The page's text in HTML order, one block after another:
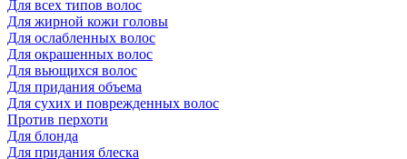
Для всех типов волос
Для жирной кожи головы
Для ослабленных волос
Для окрашенных волос
Для вьющихся волос
Для придания объема
Для сухих и поврежденных волос
Против перхоти
Для блонда
Для придания блеска